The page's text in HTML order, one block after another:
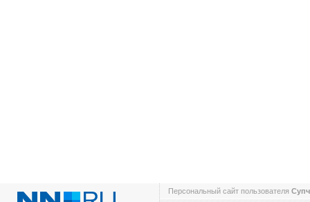
Персональный сайт пользователя